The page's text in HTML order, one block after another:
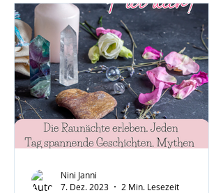
hilft nichts, ich muss funktionieren."
Auch Sätze wie: "Ich habe gar keine
Zeit mehr für mich." Mache dir bitte
immer bewusst - du bist ein
wichtiger Teil der Familie und das
Stimm
Nini Janni
7. Dez. 2023
2 Min. Lesezeit